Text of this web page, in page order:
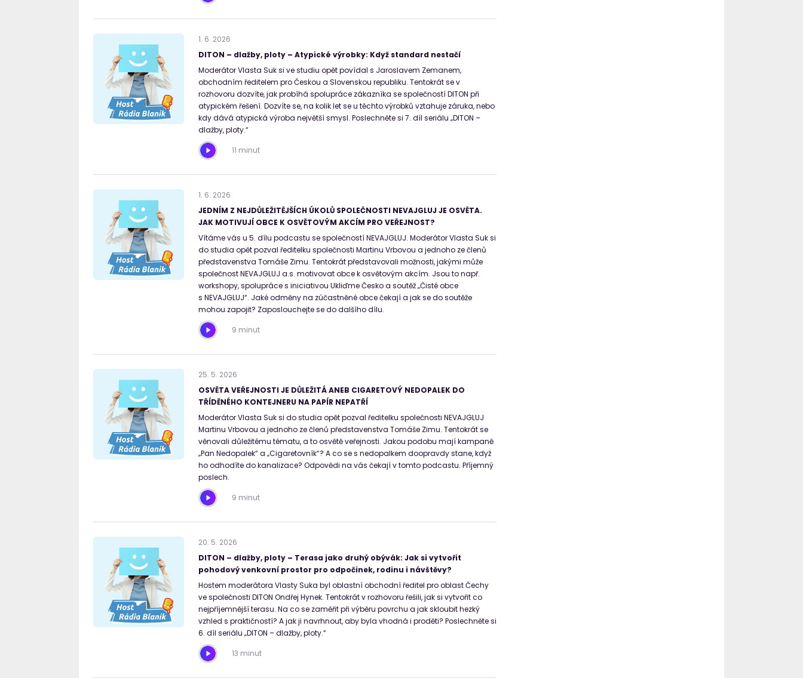
1. 6. 2026
DITON – dlažby, ploty – Atypické výrobky: Když standard nestačí
Moderátor Vlasta Suk si ve studiu opět povídal s Jaroslavem Zemanem,
obchodním ředitelem pro Českou a Slovenskou republiku. Tentokrát se v
rozhovoru dozvíte, jak probíhá spolupráce zákazníka se společností DITON při
atypickém řešení. Dozvíte se, na kolik let se u těchto výrobků vztahuje záruka, nebo
kdy dává atypická výroba největší smysl. Poslechněte si 7. díl seriálu „DITON –
dlažby, ploty.“
11 minut
1. 6. 2026
JEDNÍM Z NEJDŮLEŽITĚJŠÍCH ÚKOLŮ SPOLEČNOSTI NEVAJGLUJ JE OSVĚTA.
JAK MOTIVUJÍ OBCE K OSVĚTOVÝM AKCÍM PRO VEŘEJNOST?
Vítáme vás u 5. dílu podcastu se společností NEVAJGLUJ. Moderátor Vlasta Suk si
do studia opět pozval ředitelku společnosti Martinu Vrbovou a jednoho ze členů
představenstva Tomáše Zimu. Tentokrát představovali možnosti, jakými může
společnost NEVAJGLUJ a.s. motivovat obce k osvětovým akcím. Jsou to např.
workshopy, spolupráce s iniciativou Ukliďme Česko a soutěž „Čisté obce
s NEVAJGLUJ“. Jaké odměny na zúčastněné obce čekají a jak se do soutěže
mohou zapojit? Zaposlouchejte se do dalšího dílu.
9 minut
25. 5. 2026
OSVĚTA VEŘEJNOSTI JE DŮLEŽITÁ ANEB CIGARETOVÝ NEDOPALEK DO
TŘÍDĚNÉHO KONTEJNERU NA PAPÍR NEPATŘÍ
Moderátor Vlasta Suk si do studia opět pozval ředitelku společnosti NEVAJGLUJ
Martinu Vrbovou a jednoho ze členů představenstva Tomáše Zimu. Tentokrát se
věnovali důležitému tématu, a to osvětě veřejnosti. Jakou podobu mají kampaně
„Pan Nedopalek“ a „Cigaretovník“? A co se s nedopalkem doopravdy stane, když
ho odhodíte do kanalizace? Odpovědi na vás čekají v tomto podcastu. Příjemný
poslech.
9 minut
20. 5. 2026
DITON – dlažby, ploty – Terasa jako druhý obývák: Jak si vytvořit
pohodový venkovní prostor pro odpočinek, rodinu i návštěvy?
Hostem moderátora Vlasty Suka byl oblastní obchodní ředitel pro oblast Čechy
ve společnosti DITON Ondřej Hynek. Tentokrát v rozhovoru řešili, jak si vytvořit co
nejpříjemnější terasu. Na co se zaměřit při výběru povrchu a jak skloubit hezký
vzhled s praktičností? A jak ji navrhnout, aby byla vhodná i proděti? Poslechněte si
6. díl seriálu „DITON – dlažby, ploty.“
13 minut